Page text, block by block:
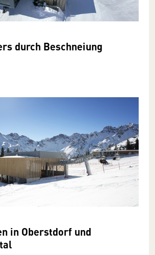
durch Beschneiung
in Oberstdorf und